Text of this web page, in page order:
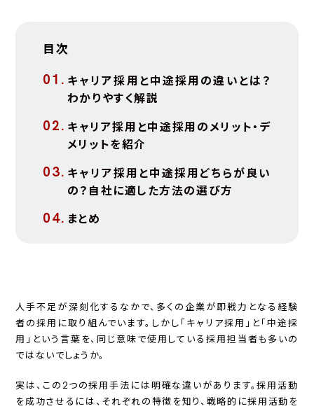
目次
キャリア採用と中途採用の違いとは？
わかりやすく解説
キャリア採用と中途採用のメリット・デ
メリットを紹介
キャリア採用と中途採用どちらが良い
の？自社に適した方法の選び方
まとめ
人手不足が深刻化するなかで、多くの企業が即戦力となる経験
者の採用に取り組んでいます。しかし「キャリア採用」と「中途採
用」という言葉を、同じ意味で使用している採用担当者も多いの
ではないでしょうか。
実は、この2つの採用手法には明確な違いがあります。採用活動
を成功させるには、それぞれの特徴を知り、戦略的に採用活動を